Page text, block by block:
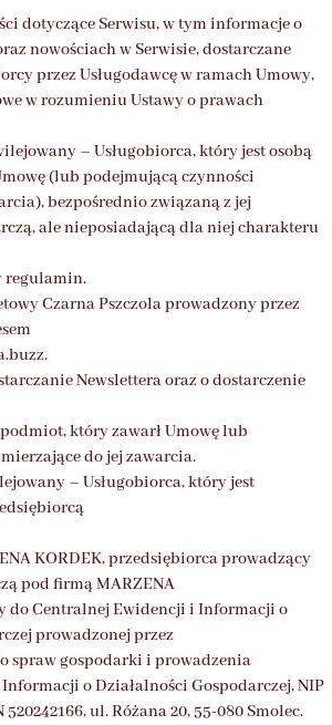
dotyczące Serwisu, w tym informacje o
nowościach w Serwisie, dostarczane
przez Usługodawcę w ramach Umowy,
w rozumieniu Ustawy o prawach
– Usługobiorca, który jest osobą
(lub podejmującą czynności
bezpośrednio związaną z jej
ale nieposiadającą dla niej charakteru
regulamin.
Czarna Pszczola prowadzony przez
Newslettera oraz o dostarczenie
który zawarł Umowę lub
do jej zawarcia.
– Usługobiorca, który jest
KORDEK, przedsiębiorca prowadzący
pod firmą MARZENA
do Centralnej Ewidencji i Informacji o
prowadzonej przez
spraw gospodarki i prowadzenia
o Działalności Gospodarczej, NIP
520242166, ul. Różana 20, 55-080 Smolec.